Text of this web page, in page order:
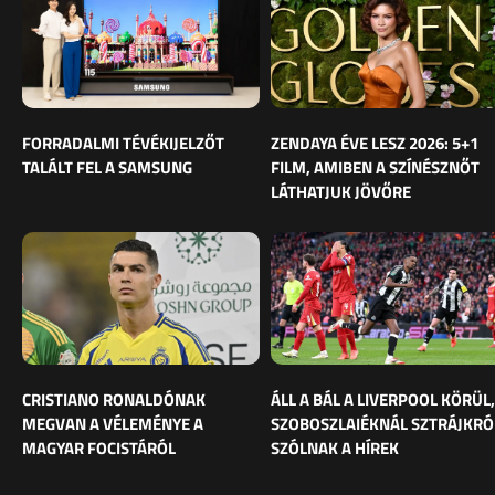
FORRADALMI TÉVÉKIJELZŐT
TALÁLT FEL A SAMSUNG
ZENDAYA ÉVE LESZ 2026: 5+1
FILM, AMIBEN A SZÍNÉSZNŐT
LÁTHATJUK JÖVŐRE
CRISTIANO RONALDÓNAK
MEGVAN A VÉLEMÉNYE A
MAGYAR FOCISTÁRÓL
ÁLL A BÁL A LIVERPOOL KÖRÜL,
SZOBOSZLAIÉKNÁL
SZÓLNAK A HÍREK